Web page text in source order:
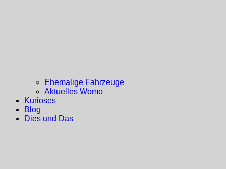
Ehemalige Fahrzeuge
Aktuelles Womo
Kurioses
Blog
Dies und Das